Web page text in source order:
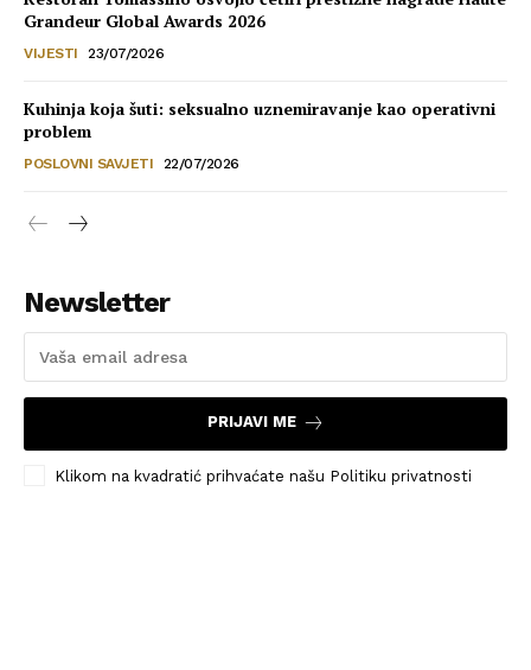
Grandeur Global Awards 2026
VIJESTI 23/07/2026
Kuhinja koja šuti: seksualno uznemiravanje kao operativni
problem
POSLOVNI SAVJETI 22/07/2026
Newsletter
PRIJAVI ME
Klikom na kvadratić prihvaćate našu Politiku privatnosti